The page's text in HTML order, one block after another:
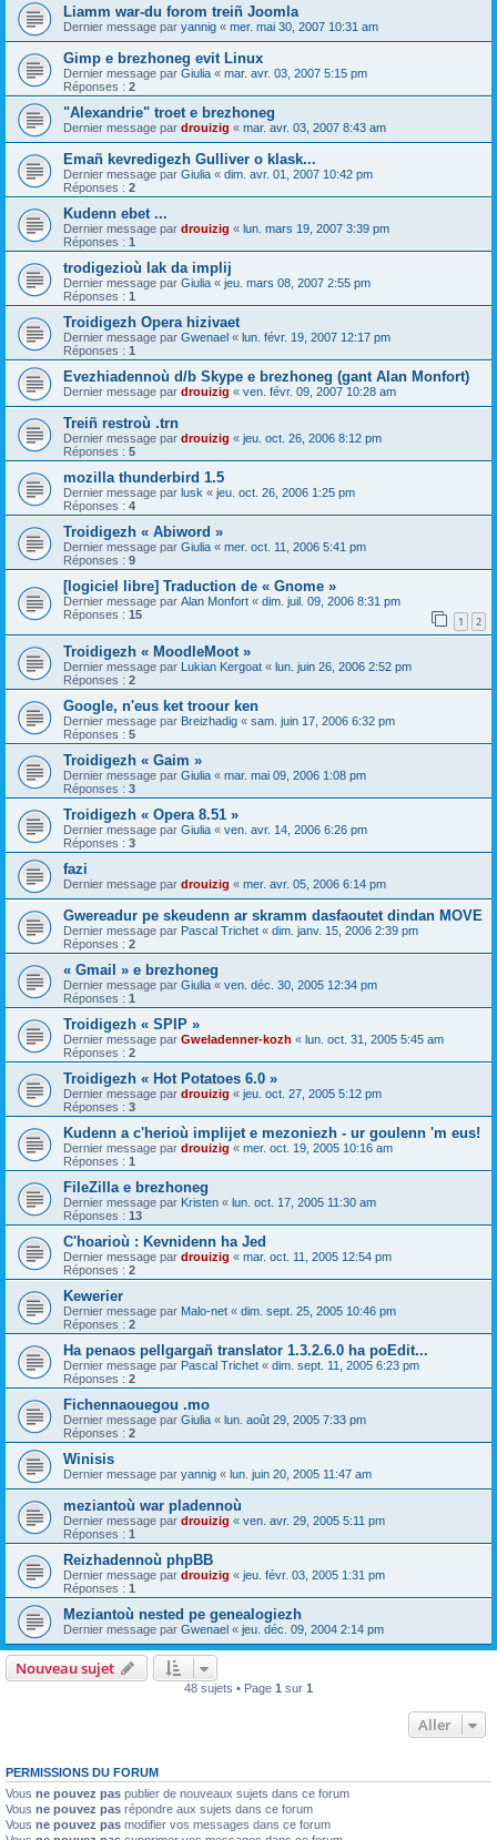
Liamm war-du forom treiñ Joomla
Dernier message par yannig « mer. mai 30, 2007 10:31 am
Gimp e brezhoneg evit Linux
Dernier message par Giulia « mar. avr. 03, 2007 5:15 pm
Réponses : 2
"Alexandrie" troet e brezhoneg
Dernier message par drouizig « mar. avr. 03, 2007 8:43 am
Emañ kevredigezh Gulliver o klask...
Dernier message par Giulia « dim. avr. 01, 2007 10:42 pm
Réponses : 2
Kudenn ebet ...
Dernier message par drouizig « lun. mars 19, 2007 3:39 pm
Réponses : 1
trodigezioù lak da implij
Dernier message par Giulia « jeu. mars 08, 2007 2:55 pm
Réponses : 1
Troidigezh Opera hizivaet
Dernier message par Gwenael « lun. févr. 19, 2007 12:17 pm
Réponses : 1
Evezhiadennoù d/b Skype e brezhoneg (gant Alan Monfort)
Dernier message par drouizig « ven. févr. 09, 2007 10:28 am
Treiñ restroù .trn
Dernier message par drouizig « jeu. oct. 26, 2006 8:12 pm
Réponses : 5
mozilla thunderbird 1.5
Dernier message par lusk « jeu. oct. 26, 2006 1:25 pm
Réponses : 4
Troidigezh « Abiword »
Dernier message par Giulia « mer. oct. 11, 2006 5:41 pm
Réponses : 9
[logiciel libre] Traduction de « Gnome »
Dernier message par Alan Monfort « dim. juil. 09, 2006 8:31 pm
Réponses : 15 1 2
Troidigezh « MoodleMoot »
Dernier message par Lukian Kergoat « lun. juin 26, 2006 2:52 pm
Réponses : 2
Google, n'eus ket troour ken
Dernier message par Breizhadig « sam. juin 17, 2006 6:32 pm
Réponses : 5
Troidigezh « Gaim »
Dernier message par Giulia « mar. mai 09, 2006 1:08 pm
Réponses : 3
Troidigezh « Opera 8.51 »
Dernier message par Giulia « ven. avr. 14, 2006 6:26 pm
Réponses : 3
fazi
Dernier message par drouizig « mer. avr. 05, 2006 6:14 pm
Gwereadur pe skeudenn ar skramm dasfaoutet dindan MOVE
Dernier message par Pascal Trichet « dim. janv. 15, 2006 2:39 pm
Réponses : 2
« Gmail » e brezhoneg
Dernier message par Giulia « ven. déc. 30, 2005 12:34 pm
Réponses : 1
Troidigezh « SPIP »
Dernier message par Gweladenner-kozh « lun. oct. 31, 2005 5:45 am
Réponses : 2
Troidigezh « Hot Potatoes 6.0 »
Dernier message par drouizig « jeu. oct. 27, 2005 5:12 pm
Réponses : 3
Kudenn a c'herioù implijet e mezoniezh - ur goulenn 'm eus!
Dernier message par drouizig « mer. oct. 19, 2005 10:16 am
Réponses : 1
FileZilla e brezhoneg
Dernier message par Kristen « lun. oct. 17, 2005 11:30 am
Réponses : 13
C'hoarioù : Kevnidenn ha Jed
Dernier message par drouizig « mar. oct. 11, 2005 12:54 pm
Réponses : 2
Kewerier
Dernier message par Malo-net « dim. sept. 25, 2005 10:46 pm
Réponses : 2
Ha penaos pellgargañ translator 1.3.2.6.0 ha poEdit...
Dernier message par Pascal Trichet « dim. sept. 11, 2005 6:23 pm
Réponses : 2
Fichennaouegou .mo
Dernier message par Giulia « lun. août 29, 2005 7:33 pm
Réponses : 2
Winisis
Dernier message par yannig « lun. juin 20, 2005 11:47 am
meziantoù war pladennoù
Dernier message par drouizig « ven. avr. 29, 2005 5:11 pm
Réponses : 1
Reizhadennoù phpBB
Dernier message par drouizig « jeu. févr. 03, 2005 1:31 pm
Réponses : 1
Meziantoù nested pe genealogiezh
Dernier message par Gwenael « jeu. déc. 09, 2004 2:14 pm
Nouveau sujet
48 sujets • Page 1 sur 1
Aller
PERMISSIONS DU FORUM
Vous ne pouvez pas publier de nouveaux sujets dans ce forum
Vous ne pouvez pas répondre aux sujets dans ce forum
Vous ne pouvez pas modifier vos messages dans ce forum